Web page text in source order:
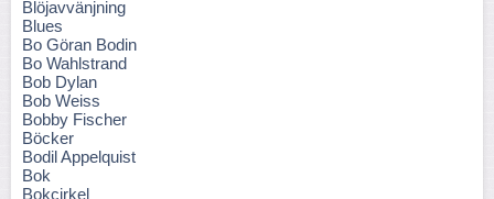
Blöjavvänjning
Blues
Bo Göran Bodin
Bo Wahlstrand
Bob Dylan
Bob Weiss
Bobby Fischer
Böcker
Bodil Appelquist
Bok
Bokcirkel